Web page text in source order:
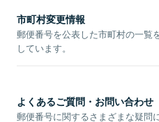
市町村変更情報
郵便番号を公表した市町村の一覧
しています。
よくあるご質問・お問い合わせ
郵便番号に関するさまざまな疑問